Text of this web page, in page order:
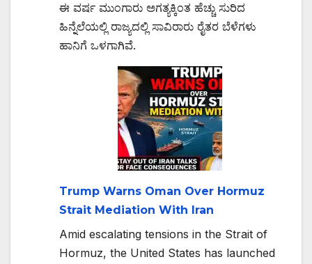
ಈ ವರ್ಷ ಮುಂಗಾರು ಅಗತ್ಯಕ್ಕಿಂತ ಹೆಚ್ಚು ಸುರಿದ
ಹಿನ್ನೆಲೆಯಲ್ಲಿ ರಾಜ್ಯದಲ್ಲಿ ಸಾವಿರಾರು ರೈತರ ಬೆಳೆಗಳು
ಹಾನಿಗೆ ಒಳಗಾಗಿವೆ.
Trump Warns Oman Over Hormuz
Strait Mediation With Iran
Amid escalating tensions in the Strait of
Hormuz, the United States has launched